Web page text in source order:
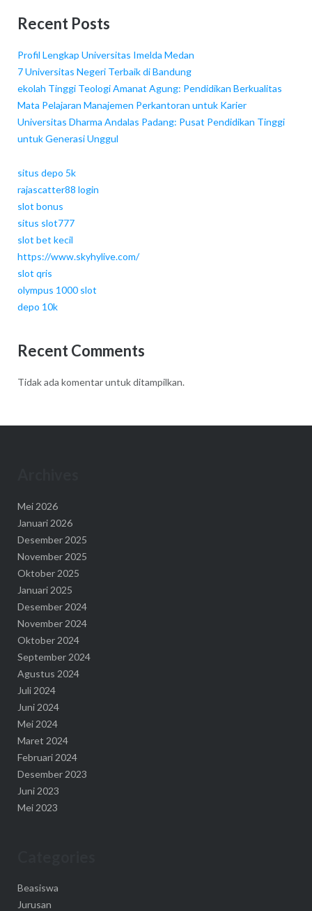
Recent Posts
Profil Lengkap Universitas Imelda Medan
7 Universitas Negeri Terbaik di Bandung
ekolah Tinggi Teologi Amanat Agung: Pendidikan Berkualitas
Mata Pelajaran Manajemen Perkantoran untuk Karier
Universitas Dharma Andalas Padang: Pusat Pendidikan Tinggi
untuk Generasi Unggul
situs depo 5k
rajascatter88 login
slot bonus
situs slot777
slot bet kecil
https://www.skyhylive.com/
slot qris
olympus 1000 slot
depo 10k
Recent Comments
Tidak ada komentar untuk ditampilkan.
Mei 2026
Januari 2026
Desember 2025
November 2025
Oktober 2025
Januari 2025
Desember 2024
November 2024
Oktober 2024
September 2024
Agustus 2024
Juli 2024
Juni 2024
Mei 2024
Maret 2024
Februari 2024
Desember 2023
Juni 2023
Mei 2023
Beasiswa
Jurusan